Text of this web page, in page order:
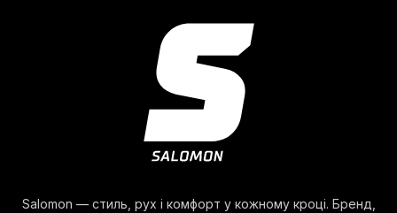
Salomon — стиль, рух і комфорт у кожному кроці. Бренд,